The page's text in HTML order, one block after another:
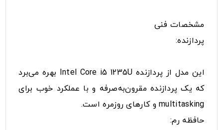
مشخصات فنی
پردازنده:
این مدل از پردازنده Intel Core i5 1235U بهره می‌برد
که یک پردازنده مقرون‌به‌صرفه و با عملکرد خوب برای
multitasking و کارهای روزمره است.
حافظه رم: